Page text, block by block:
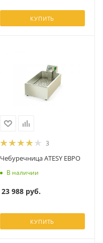
КУПИТЬ
3
Чебуречница ATESY ЕВРО
В наличии
23 988руб.
КУПИТЬ